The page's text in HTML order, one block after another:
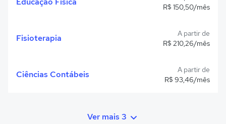
R$ 150,50/mês
Fisioterapia
A partir de
R$ 210,26/mês
Ciências Contábeis
A partir de
R$ 93,46/mês
Ver mais 3